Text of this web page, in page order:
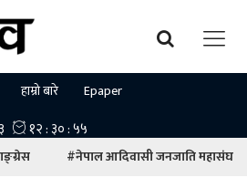
हाम्रो बारे Epaper
#नेपाल आदिवासी जनजाति महासंघ